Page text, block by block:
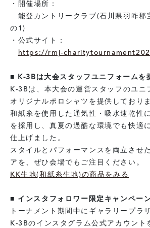
・開催場所：
能登カントリークラブ(石川県羽咋郡
の1 )
・公式サイト：
https://rmj-
■ K-3Bは大会スタッフユニフォームを
K-3Bは、本大会の運営スタッフのユニ
オリジナルポロシャツを提供しており
和紙糸を使用した通気性・吸水速乾性
を採用し、真夏の過酷な環境でも快適
仕上げました。
スタイルとパフォーマンスを両立させ
アを、ぜひ会場でもご注目ください。
KK生地(和紙糸生地)の商品をみる
■ インスタフォロワー限定キャンペー
トーナメント期間中にギャラリープラ
K-3Bのインスタグラム公式アカウント